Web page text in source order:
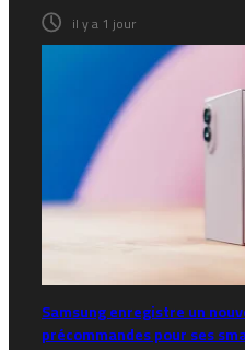
il y a 1 jour
Samsung enregistre un
précommandes pour ses